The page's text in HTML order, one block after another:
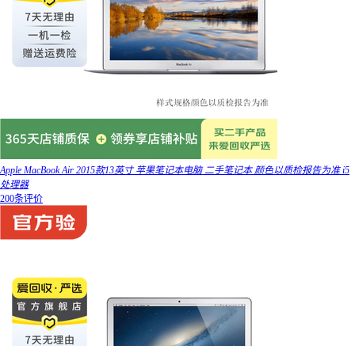
Apple MacBook Air 2015款13英寸 苹果笔记本电脑 二手笔记本 颜色以质检报告为准 i5
处理器
200条评价